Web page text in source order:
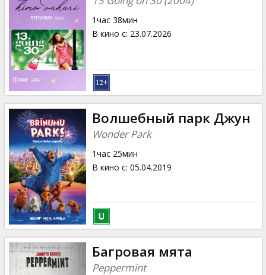
Кинозакуски
B2B
Клуб
1час 38мин
В кино с: 23.07.2026
Волшебный парк Джун
Wonder Park
1час 25мин
В кино с: 05.04.2019
Багровая мята
Peppermint